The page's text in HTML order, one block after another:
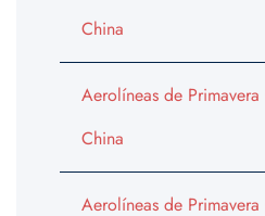
China
Aerolíneas de
China
Aerolíneas de